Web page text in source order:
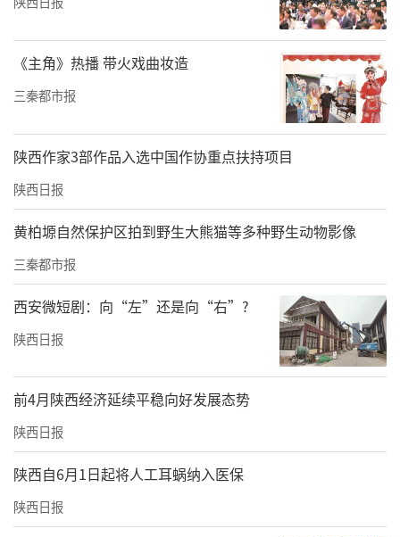
《主角》热播 带火戏曲妆造
三秦都市报
陕西作家3部作品入选中国作协重点扶持项目
陕西日报
黄柏塬自然保护区拍到野生大熊猫等多种野生动物影像
三秦都市报
西安微短剧：向“左”还是向“右”?
陕西日报
前4月陕西经济延续平稳向好发展态势
陕西日报
陕西自6月1日起将人工耳蜗纳入医保
陕西日报